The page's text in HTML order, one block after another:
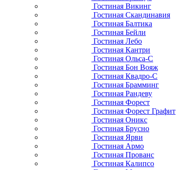
Гостиная Викинг
Гостиная Скандинавия
Гостиная Балтика
Гостиная Бейли
Гостиная Лебо
Гостиная Кантри
Гостиная Ольса-С
Гостиная Бон Вояж
Гостиная Квадро-С
Гостиная Брамминг
Гостиная Рандеву
Гостиная Форест
Гостиная Форест Графит
Гостиная Оникс
Гостиная Брусно
Гостиная Ярви
Гостиная Армо
Гостиная Прованс
Гостиная Калипсо